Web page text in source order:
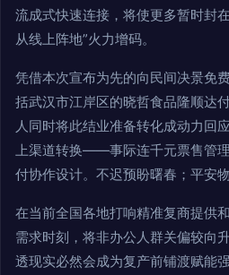
流成式快速连接，将使更多暂时封
从线上阵地”火力增码。
凭借本次宣布为先的向民间决景免
括武汉市江岸区的晓哲食品隆顺达
人同时将此结业准备转化成动力回
上渠道转换——事际连千元票售管
付协作设计。不迟预盼曙春；平安
在当前全国各地打响精准复商提供
需求时刻，将非办公人群关偏较向
透现实必然会成为复产前铺渡赋能